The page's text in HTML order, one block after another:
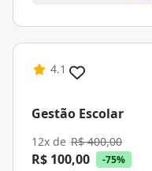
4.1
Gestão Escolar
12x de R$ 400,00
R$ 100,00 -75%